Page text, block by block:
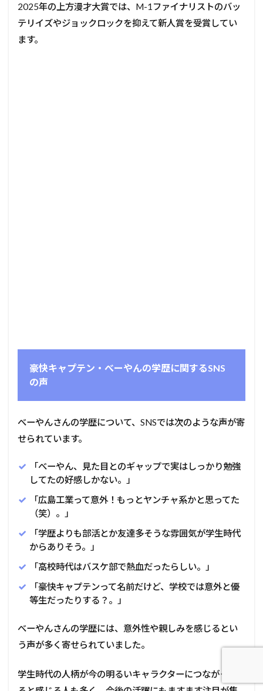
2025年の上方漫才大賞では、M-1ファイナリストのバッ
テリイズやジョックロックを抑えて新人賞を受賞してい
ます。
豪快キャプテン・べーやんの学歴に関するSNS
の声
べーやんさんの学歴について、SNSでは次のような声が寄
せられています。
「べーやん、見た目とのギャップで実はしっかり勉強
してたの好感しかない。」
「広島工業って意外！もっとヤンチャ系かと思ってた
（笑）。」
「学歴よりも部活とか友達多そうな雰囲気が学生時代
からありそう。」
「高校時代はバスケ部で熱血だったらしい。」
「豪快キャプテンって名前だけど、学校では意外と優
等生だったりする？。」
べーやんさんの学歴には、意外性や親しみを感じるとい
う声が多く寄せられていました。
学生時代の人柄が今の明るいキャラクターにつながってい